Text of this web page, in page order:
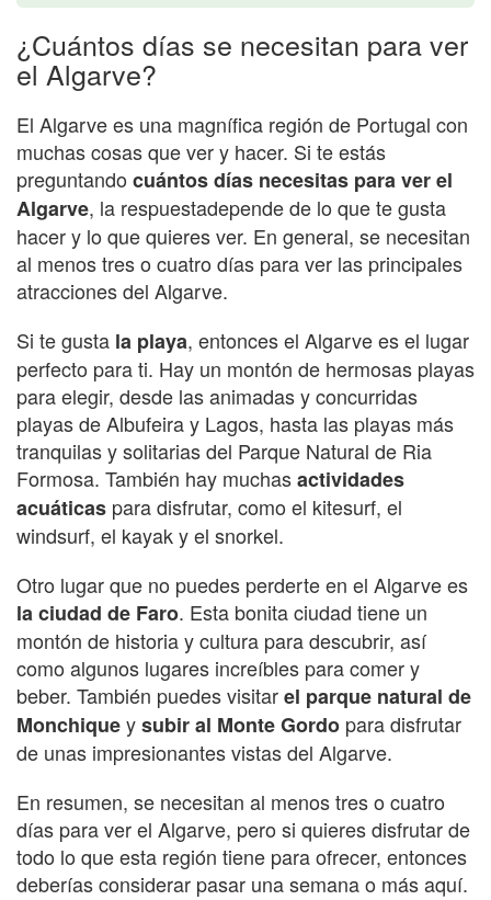
¿Cuántos días se necesitan para ver
el Algarve?
El Algarve es una magnífica región de Portugal con
muchas cosas que ver y hacer. Si te estás
preguntando cuántos días necesitas para ver el
Algarve, la respuestadepende de lo que te gusta
hacer y lo que quieres ver. En general, se necesitan
al menos tres o cuatro días para ver las principales
atracciones del Algarve.
Si te gusta la playa, entonces el Algarve es el lugar
perfecto para ti. Hay un montón de hermosas playas
para elegir, desde las animadas y concurridas
playas de Albufeira y Lagos, hasta las playas más
tranquilas y solitarias del Parque Natural de Ria
Formosa. También hay muchasactividades
acuáticas para disfrutar, como el kitesurf, el
windsurf, el kayak y el snorkel.
Otro lugar que no puedes perderte en el Algarve es
la ciudad de Faro. Esta bonita ciudad tiene un
montón de historia y cultura para descubrir, así
como algunos lugares increíbles para comer y
beber. También puedes visitarel parque natural de
Monchiqueysubir al Monte Gordo para disfrutar
de unas impresionantes vistas del Algarve.
En resumen, se necesitan al menos tres o cuatro
días para ver el Algarve, pero si quieres disfrutar de
todo lo que esta región tiene para ofrecer, entonces
deberías considerar pasar una semana o más aquí.